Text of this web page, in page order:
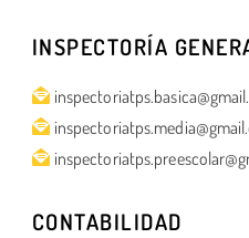
INSPECTORÍA
CONTABILIDAD